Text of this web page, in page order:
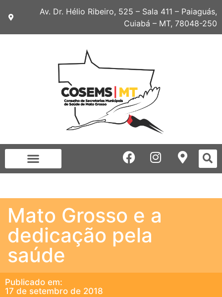
Av. Dr. Hélio Ribeiro, 525 – Sala 411 – Paiaguás,
Cuiabá – MT, 78048-250
Mato Grosso e a
dedicação pela
saúde
Publicado em:
17 de setembro de 2018